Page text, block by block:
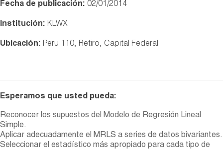
Fecha de publicación: 02/01/2014
Institución: KLWX
Ubicación: Peru 110, Retiro, Capital Federal
Esperamos que usted pueda:
Reconocer los supuestos del Modelo de Regresión Lineal
Simple.
Aplicar adecuadamente el MRLS a series de datos bivariantes.
Seleccionar el estadístico más apropiado para cada tipo de